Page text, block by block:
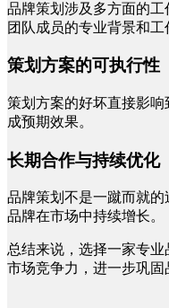
品牌策划涉及多方面的
团队成员的专业背景和工
策划方案的可执行性
策划方案的好坏直接影
成预期效果。
长期合作与持续优化
品牌策划不是一蹴而就
品牌在市场中持续增长。
总结来说，选择一家专
市场竞争力，进一步巩固